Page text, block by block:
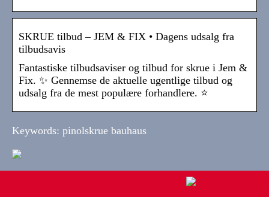
SKRUE tilbud – JEM & FIX • Dagens udsalg fra
tilbudsavis
Fantastiske tilbudsaviser og tilbud for skrue i Jem &
Fix. ✨ Gennemse de aktuelle ugentlige tilbud og
udsalg fra de mest populære forhandlere. ⭐
Keywords: pinolskrue bauhaus